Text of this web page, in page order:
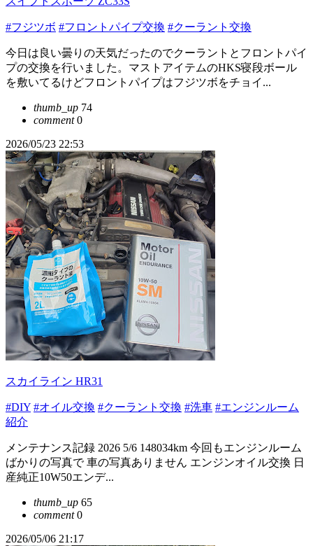
#フジツボ #フロントパイプ交換 #クーラント交換
今日は良い曇りの天気だったのでクーラントとフロントパイ
プの交換を行いました。マストアイテムのHKS寝段ボール
を敷いてるけどフロントパイプはフジツボをチョイ...
thumb_up 74
comment0
2026/05/23 22:53
スカイライン HR31
#DIY #オイル交換 #クーラント交換 #洗車 #エンジンルーム
紹介
メンテナンス記録 2026 5/6 148034km 今回もエンジンルーム
ばかりの写真で 車の写真ありません エンジンオイル交換 日
産純正10W50エンデ...
thumb_up 65
comment0
2026/05/06 21:17